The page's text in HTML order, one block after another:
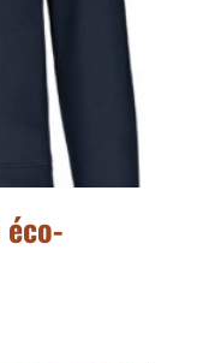
éco-